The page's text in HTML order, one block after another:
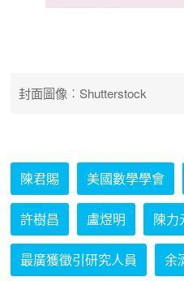
封面圖像︰Shutterstock
陳君賜 美國數學學會
許樹昌 盧煜明 陳力
最廣獲徵引研究人員 余